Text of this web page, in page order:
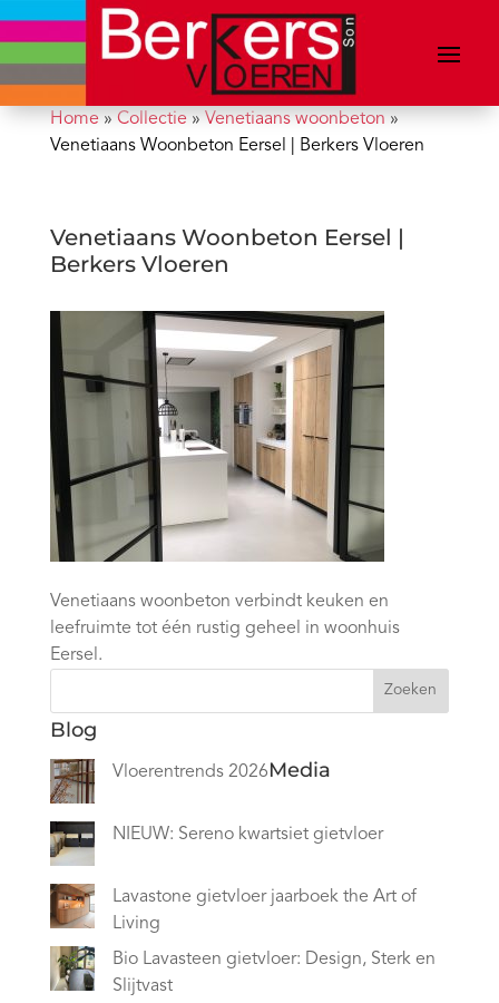
Home» Collectie» Venetiaans woonbeton »
Venetiaans Woonbeton Eersel | Berkers Vloeren
Venetiaans Woonbeton Eersel |
Berkers Vloeren
Venetiaans woonbeton verbindt keuken en
leefruimte tot één rustig geheel in woonhuis
Eersel.
Zoeken
Blog
Vloerentrends 2026
NIEUW: Sereno kwartsiet gietvloer
Lavastone gietvloer jaarboek the Art of
Living
Bio Lavasteen gietvloer: Design, Sterk en
Slijtvast
Media